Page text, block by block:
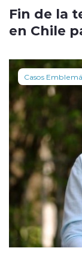
Fin de la
en Chile
Casos